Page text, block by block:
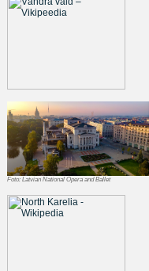
Foto: Latvian National Opera and Ballet